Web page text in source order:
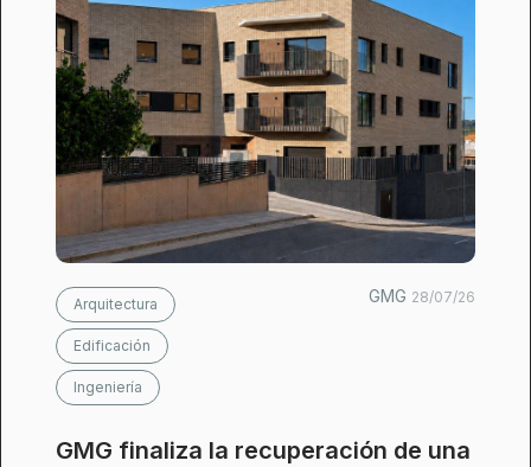
Arquitectura
Edificación
Ingeniería
GMG 28/07/26
GMG finaliza la recuperación de una